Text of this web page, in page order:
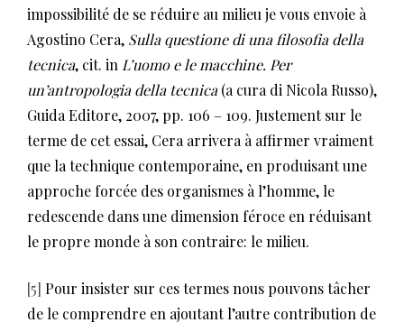
impossibilité de se réduire au milieu je vous envoie à
Agostino Cera, Sulla questione di una filosofia della
tecnica, cit. in L’uomo e le macchine. Per
un’antropologia della tecnica (a cura di Nicola Russo),
Guida Editore, 2007, pp. 106 – 109. Justement sur le
terme de cet essai, Cera arrivera à affirmer vraiment
que la technique contemporaine, en produisant une
approche forcée des organismes à l’homme, le
redescende dans une dimension féroce en réduisant
le propre monde à son contraire: le milieu.
[5] Pour insister sur ces termes nous pouvons tâcher
de le comprendre en ajoutant l’autre contribution de